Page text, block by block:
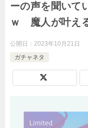
ーの声を聞いて
ｗ 魔人が叶え
公開日： 2023年10月21日
ガチャネタ